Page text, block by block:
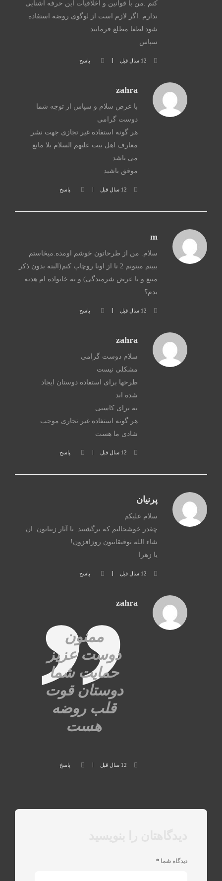
کنم .من با قوانین و اخلاقیات این حرفه آشنایی
ندارم .اگر لازم است از لوگوی روضه استفاده
شود لطفا مطلع فرمایید .
سپاس
12 سال قبل پاسخ
zahra
با عرض سلام و سپاس از توجه شما
دوست گرامی
هر گونه استفاده غیر تجازی جهت نشر
معارف اهل بیت علیهم السلام بلا مانع
می باشد
موفق باشید
12 سال قبل پاسخ
m
سلام. من از طرحاتون خوشم اومده.میخاستم
ببینم میتونم 2 تا از اونا روچاپ کنم(البته بدون ذکر
منبع و با عرض شرمندگی) و به خانواده ام هدیه
بدم؟
12 سال قبل پاسخ
zahra
سلام دوست گرامی
مشکلی نیست
طرحها برای استفاده دوستان ایجاد
شده اند
نه برای کاسبی
هر گونه استفاده غیر تجاری موجب
شادی ما هست
12 سال قبل پاسخ
پرنیان
سلام علیکم
چقدر خوشحالیم که برگشتید. با آثار زیباتون. ان
شاء الله توفیقاتتون روزافزون!
یا زهرا
12 سال قبل پاسخ
zahra
ممنون
دوست عزیز
حمایت شما
دوستان قوت
قلب روضه
هست
12 سال قبل پاسخ
دیدگاه شما *